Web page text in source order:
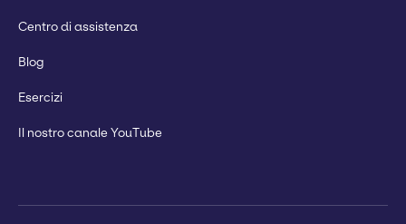
Centro di assistenza
Blog
Esercizi
Il nostro canale YouTube